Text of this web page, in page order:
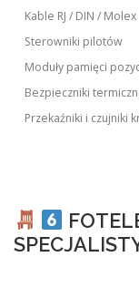
Kable RJ / DIN / Molex
Sterowniki pilotów
Moduły pamięci
Bezpieczniki
Przekaźniki i czujniki